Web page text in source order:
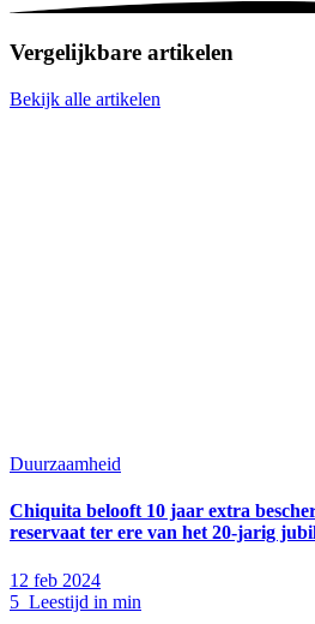
Vergelijkbare artikelen
Bekijk alle artikelen
Duurzaamheid
Chiquita belooft 10 jaar extra
reservaat ter ere van het 20-jarig
12 feb 2024
5 Leestijd in min